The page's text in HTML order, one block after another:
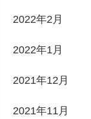
2022年2月
2022年1月
2021年12月
2021年11月